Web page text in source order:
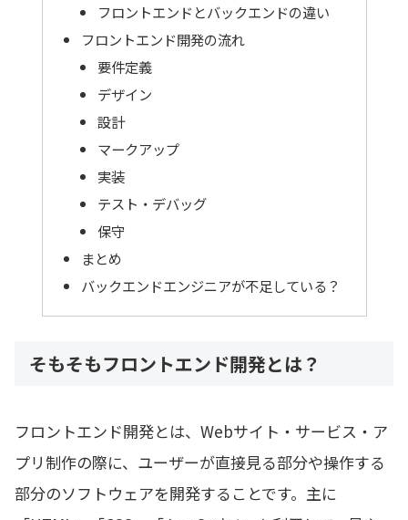
フロントエンドとバックエンドの違い
フロントエンド開発の流れ
要件定義
デザイン
設計
マークアップ
実装
テスト・デバッグ
保守
まとめ
バックエンドエンジニアが不足している？
そもそもフロントエンド開発とは？
フロントエンド開発とは、Webサイト・サービス・ア
プリ制作の際に、ユーザーが直接見る部分や操作する
部分のソフトウェアを開発することです。主に